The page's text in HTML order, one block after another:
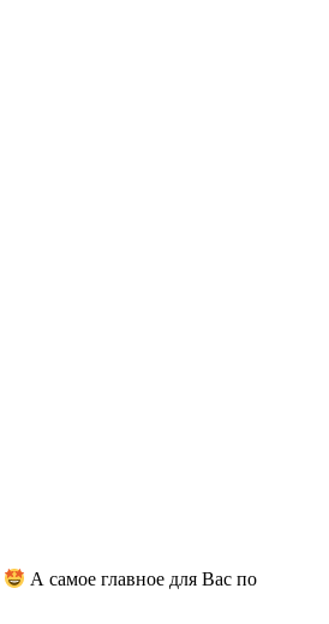
А самое главное для Вас по